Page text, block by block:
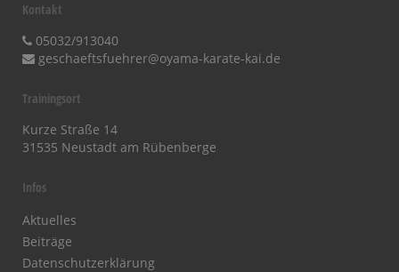
Kontakt
05032/913040
geschaeftsfuehrer@oyama-karate-kai.de
Trainingsort
Kurze Straße 14
31535 Neustadt am Rübenberge
Infos
Aktuelles
Beiträge
Datenschutzerklärung